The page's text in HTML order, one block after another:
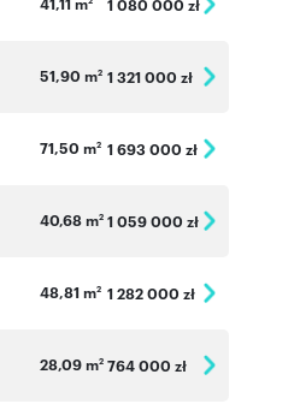
51,90 m2 1 321 000 zł
71,50 m2 1 693 000 zł
40,68 m2 1 059 000 zł
48,81 m2 1 282 000 zł
28,09 m2 764 000 zł